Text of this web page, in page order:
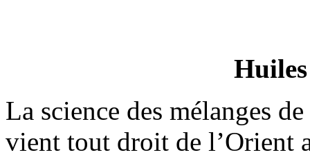
Huiles
La science des mélanges
vient tout droit de l’Orient